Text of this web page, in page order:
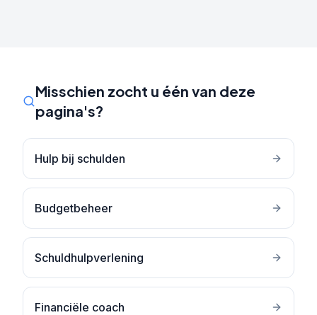
Misschien zocht u één van deze
pagina's?
Hulp bij schulden
Budgetbeheer
Schuldhulpverlening
Financiële coach